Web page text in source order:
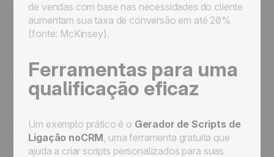
de vendas com base nas necessidades do cliente
aumentam sua taxa de conversão em até 20%
(fonte: McKinsey).
Ferramentas para uma
qualificação eficaz
Um exemplo prático é o Gerador de Scripts de
Ligação noCRM, uma ferramenta gratuita que
ajuda a criar scripts personalizados para suas